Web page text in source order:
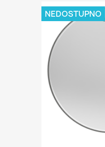
NEDOSTUPNO